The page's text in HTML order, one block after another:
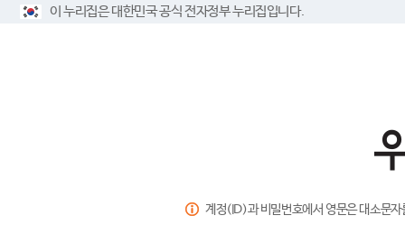
이 누리집은 대한민국 공식 전자정부 누리집입니다.
계정(ID)과 비밀번호에서 영문은 대소문